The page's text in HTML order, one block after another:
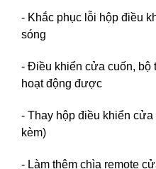
- Khắc phục lỗi hộp điều
sóng
- Điều khiển cửa cuốn, bộ
hoạt động được
- Thay hộp điều khiển
kèm)
- Làm thêm chìa remote